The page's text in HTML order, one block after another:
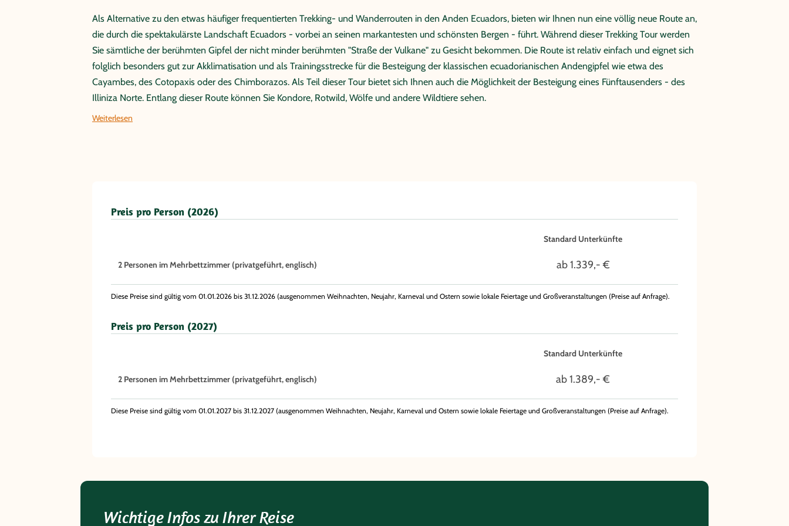
Als Alternative zu den etwas häufiger frequentierten Trekking- und Wanderrouten in den Anden Ecuadors, bieten wir Ihnen nun eine völlig neue Route an,
die durch die spektakulärste Landschaft Ecuadors - vorbei an seinen markantesten und schönsten Bergen - führt. Während dieser Trekking Tour werden
Sie sämtliche der berühmten Gipfel der nicht minder berühmten "Straße der Vulkane" zu Gesicht bekommen. Die Route ist relativ einfach und eignet sich
folglich besonders gut zur Akklimatisation und als Trainingsstrecke für die Besteigung der klassischen ecuadorianischen Andengipfel wie etwa des
Cayambes, des Cotopaxis oder des Chimborazos. Als Teil dieser Tour bietet sich Ihnen auch die Möglichkeit der Besteigung eines Fünftausenders - des
Illiniza Norte. Entlang dieser Route können Sie Kondore, Rotwild, Wölfe und andere Wildtiere sehen.
Weiterlesen
Preis pro Person (2026)
Standard Unterkünfte
2 Personen im Mehrbettzimmer (privatgeführt, englisch) ab 1.339,- €
Diese Preise sind gültig vom 01.01.2026 bis 31.12.2026 (ausgenommen Weihnachten, Neujahr, Karneval und Ostern sowie lokale Feiertage und Großveranstaltungen (Preise auf Anfrage).
Preis pro Person (2027)
Standard Unterkünfte
2 Personen im Mehrbettzimmer (privatgeführt, englisch) ab 1.389,- €
Diese Preise sind gültig vom 01.01.2027 bis 31.12.2027 (ausgenommen Weihnachten, Neujahr, Karneval und Ostern sowie lokale Feiertage und Großveranstaltungen (Preise auf Anfrage).
Wichtige Infos zu Ihrer Reise